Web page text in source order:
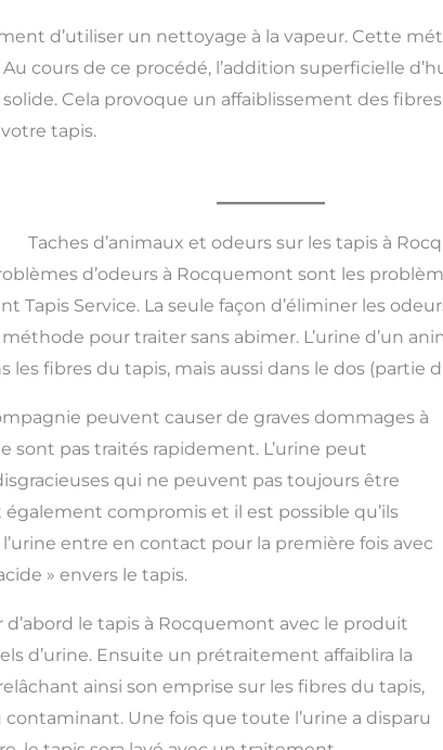
d’utiliser un nettoyage à la vapeur. Cette
cours de ce procédé, l’addition superficielle
Cela provoque un affaiblissement des
tapis.
Taches d’animaux et odeurs sur les tapis à
d’odeurs à Rocquemont sont les
Tapis Service. La seule façon d’éliminer les
pour traiter sans abimer. L’urine d’un
les fibres du tapis, mais aussi dans le dos (partie
peuvent causer de graves dommages à
sont pas traités rapidement. L’urine peut
qui ne peuvent pas toujours être
compromis et il est possible qu’ils
entre en contact pour la première fois avec
» envers le tapis.
le tapis à Rocquemont avec le produit
d’urine. Ensuite un prétraitement affaiblira la
ainsi son emprise sur les fibres du tapis,
contaminant. Une fois que toute l’urine a disparu